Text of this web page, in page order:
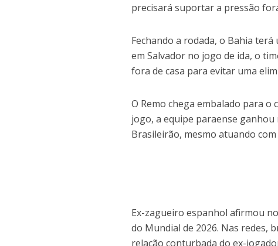
precisará suportar a pressão
Fechando a rodada, o Bahia
em Salvador no jogo de ida, o
fora de casa para evitar uma
O Remo chega embalado para
jogo, a equipe paraense
Brasileirão, mesmo atuando
Ex-zagueiro espanhol afirmou
do Mundial de 2026. Nas redes,
relação conturbada do ex-